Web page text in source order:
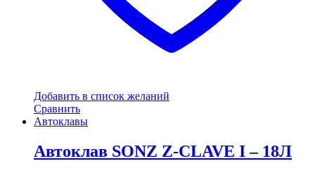
Добавить в список желаний
Сравнить
Автоклавы
Автоклав SONZ Z-CLAVE I – 18Л